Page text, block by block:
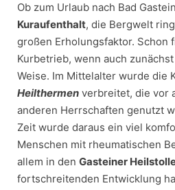
Ob zum Urlaub nach Bad
Kuraufenthalt, die Bergwelt
großen Erholungsfaktor. Schon
Kurbetrieb, wenn auch
Weise. Im Mittelalter wurde die
Heilthermen verbreitet, die vor
anderen Herrschaften genutzt
Zeit wurde daraus ein viel
Menschen mit rheumatischen
allem in den Gasteiner
fortschreitenden Entwicklung